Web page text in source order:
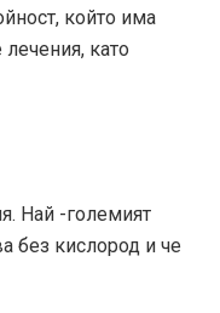
който има
като
Най -големият
без кислород и че